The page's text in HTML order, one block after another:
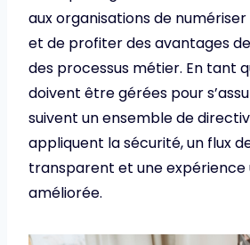
aux organisations de
et de profiter des avantages
des processus métier. En tant
doivent être gérées pour
suivent un ensemble de
appliquent la sécurité, un flux
transparent et une expérience
améliorée.